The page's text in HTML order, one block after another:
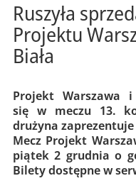
Ruszyła
Projektu
Biała
Projekt Warszawa i
się w meczu 13.
drużyna
Mecz Projekt
piątek 2 grudnia o
Bilety dostępne w